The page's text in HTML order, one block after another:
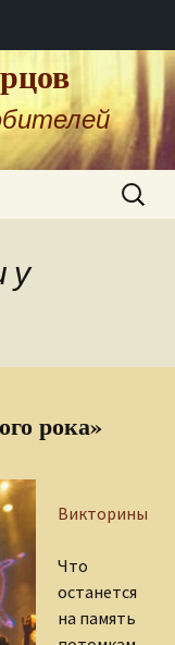
Найти:
у
рока»
Викторины
Что
останется
на память